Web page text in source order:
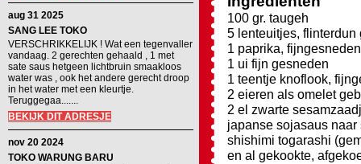
aug 31 2025
SANG LEE TOKO
VERSCHRIKKELIJK ! Wat een tegenvaller
vandaag. 2 gerechten gehaald , 1 met
sate saus hetgeen lichtbruin smaakloos
water was , ook het andere gerecht droop
in het water met een kleurtje.
Teruggegaa.......
BEKIJK DIT ADRESJE
nov 20 2024
TOKO WARUNG BARU
100 gr. taugeh
5 lenteuitjes, flinterdun
1 paprika, fijngesneden
1 ui fijn gesneden
1 teentje knoflook,
2 eieren als omelet
2 el zwarte
japanse sojasaus naar
shishimi togarashi
en al gekookte,